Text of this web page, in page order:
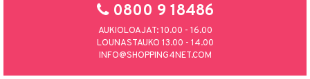
0800 9 18486
AUKIOLOAJAT: 10.00 - 16.00
LOUNASTAUKO 13.00 - 14.00
INFO@SHOPPING4NET.COM